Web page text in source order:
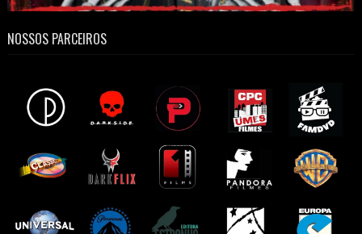
NOSSOS PARCEIROS